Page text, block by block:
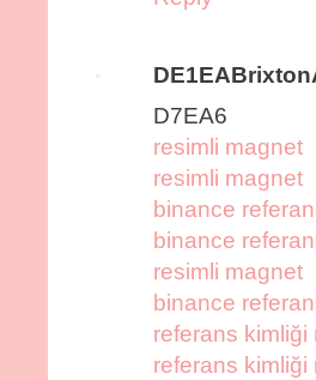
D7EA6
resimli magnet
resimli magnet
binance
binance
resimli magnet
binance
referans kimliği
referans kimliği